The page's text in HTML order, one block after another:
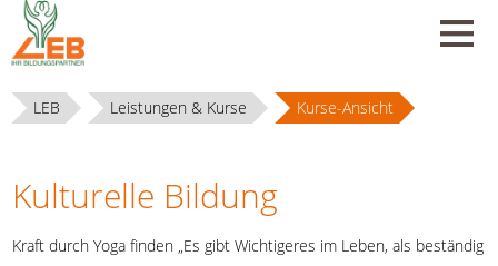
LEB Leistungen & Kurse Kurse-Ansicht
Kulturelle Bildung
Kraft durch Yoga finden „Es gibt Wichtigeres im Leben, als beständig